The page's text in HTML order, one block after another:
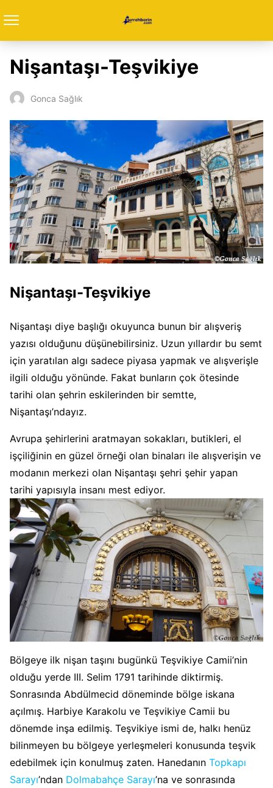
Nişantaşı-Teşvikiye
Gonca Sağlık
Nişantaşı-Teşvikiye
Nişantaşı diye başlığı okuyunca bunun bir alışveriş
yazısı olduğunu düşünebilirsiniz. Uzun yıllardır bu semt
için yaratılan algı sadece piyasa yapmak ve alışverişle
ilgili olduğu yönünde. Fakat bunların çok ötesinde
tarihi olan şehrin eskilerinden bir semtte,
Nişantaşı’ndayız.
Avrupa şehirlerini aratmayan sokakları, butikleri, el
işçiliğinin en güzel örneği olan binaları ile alışverişin ve
modanın merkezi olan Nişantaşı şehri şehir yapan
tarihi yapısıyla insanı mest ediyor.
Bölgeye ilk nişan taşını bugünkü Teşvikiye Camii’nin
olduğu yerde III. Selim 1791 tarihinde diktirmiş.
Sonrasında Abdülmecid döneminde bölge iskana
açılmış. Harbiye Karakolu ve Teşvikiye Camii bu
dönemde inşa edilmiş. Teşvikiye ismi de, halkı henüz
bilinmeyen bu bölgeye yerleşmeleri konusunda teşvik
edebilmek için konulmuş zaten. Hanedanın Topkapı
Sarayı’ndan Dolmabahçe Sarayı’na ve sonrasında